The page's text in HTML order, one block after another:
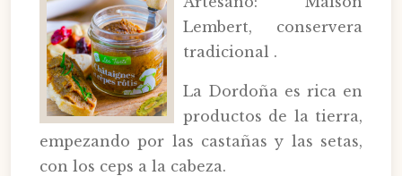
Lembert, conservera
tradicional .
La Dordoña es rica en
productos de la tierra,
empezando por las castañas y las setas,
con los ceps a la cabeza.